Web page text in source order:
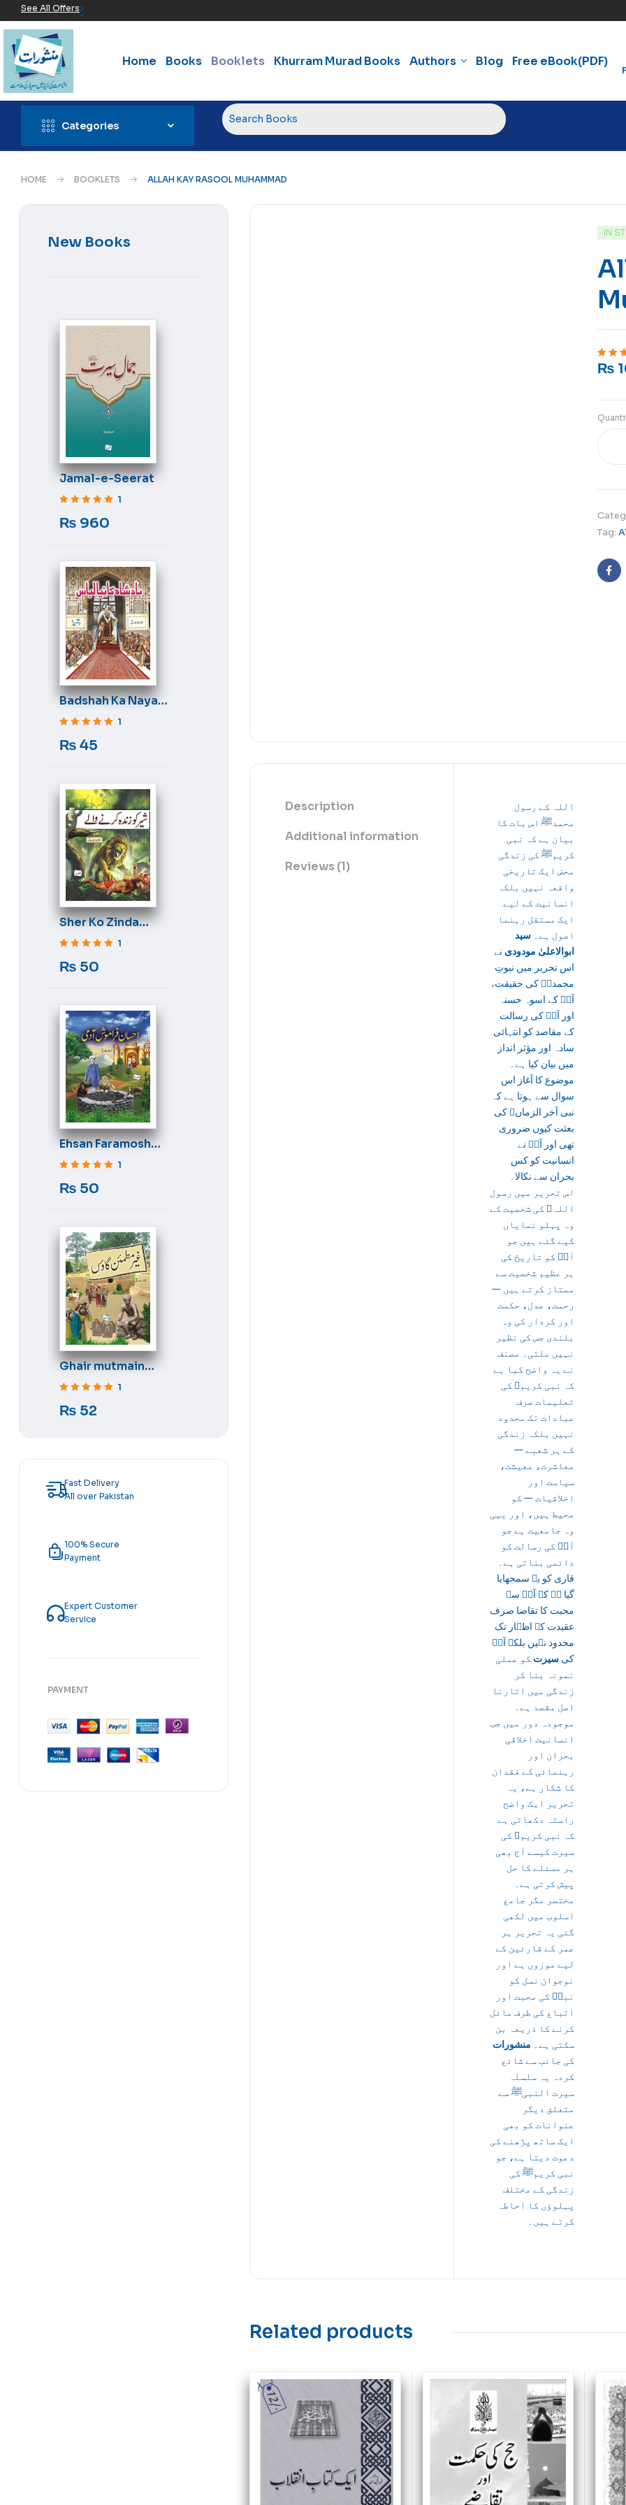
See All Offers
Home Books Booklets Khurram Murad Books Authors Blog Free eBook(PDF)
Categories
HOME BOOKLETS ALLAH KAY RASOOL MUHAMMAD
IN
Rated 5
₨
Tag:
Description
Additional information
Reviews (1)
اللہ کے رسول
محمدﷺ اس بات کا
بیان ہے کہ نبی
کریمﷺ کی زندگی
محض ایک تاریخی
واقعہ نہیں بلکہ
انسانیت کے لیے
ایک مستقل رہنما
اصول ہے۔ سید
ابوالاعلیٰ مودودی نے
اس تحریر میں نبوتِ
محمدیؐ کی حقیقت،
آپؐ کے اسوہ حسنہ
اور آپؐ کی رسالت
کے مقاصد کو انتہائی
سادہ اور مؤثر انداز
میں بیان کیا ہے۔
موضوع کا آغاز اس
سوال سے ہوتا ہے کہ
نبی آخر الزماںﷺ کی
بعثت کیوں ضروری
تھی اور آپؐ نے
انسانیت کو کس
بحران سے نکالا۔
اس تحریر میں رسول
اللہﷺ کی شخصیت کے
وہ پہلو نمایاں
کیے گئے ہیں جو
آپؐ کو تاریخ کی
ہر عظیم شخصیت سے
ممتاز کرتے ہیں —
رحمت، عدل، حکمت
اور کردار کی وہ
بلندی جس کی نظیر
نہیں ملتی۔ مصنف
نے یہ واضح کیا ہے
کہ نبی کریمﷺ کی
تعلیمات صرف
عبادات تک محدود
نہیں بلکہ زندگی
کے ہر شعبے —
معاشرت، معیشت،
سیاست اور
اخلاقیات — کو
محیط ہیں، اور یہی
وہ جامعیت ہے جو
آپؐ کی رسالت کو
دائمی بناتی ہے۔
قاری کو یہ سمجھایا
گیا ہے کہ آپؐ سے
محبت کا تقاضا صرف
عقیدت کے اظہار تک
محدود نہیں بلکہ آپؐ
کی سیرت کو عملی
نمونہ بنا کر
زندگی میں اتارنا
اصل مقصد ہے۔
موجودہ دور میں جب
انسانیت اخلاقی
بحران اور
رہنمائی کے فقدان
کا شکار ہے، یہ
تحریر ایک واضح
راستہ دکھاتی ہے
کہ نبی کریمﷺ کی
سیرت کیسے آج بھی
ہر مسئلے کا حل
پیش کرتی ہے۔
مختصر مگر جامع
اسلوب میں لکھی
گئی یہ تحریر ہر
عمر کے قارئین کے
لیے موزوں ہے اور
نوجوان نسل کو
نبیؐ کی محبت اور
اتباع کی طرف مائل
کرنے کا ذریعہ بن
سکتی ہے۔ منشورات
کی جانب سے شائع
کردہ یہ سلسلہ
سیرت النبیﷺ سے
متعلق دیگر
عنوانات کو بھی
ایک ساتھ پڑھنے کی
دعوت دیتا ہے، جو
نبی کریمﷺ کی
زندگی کے مختلف
پہلوؤں کا احاطہ
کرتے ہیں۔
Related products
New Books
Jamal-e-Seerat
1
₨ 960
Badshah Ka Naya
Libas
1
₨ 45
Sher Ko Zinda
Karne Wale1
₨ 50
Ehsan Faramosh
Aadmi
1
₨ 50
Ghair mutmain
gaon
1
₨ 52
Fast Delivery
All over Pakistan
100% Secure
Payment
Expert Customer
Service
PAYMENT